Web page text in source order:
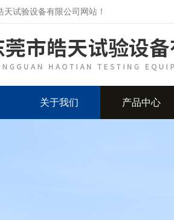
试验设备有限公司网站！
关于我们 产品中心